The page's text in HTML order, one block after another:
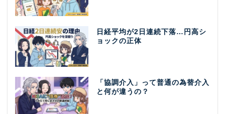
日経平均が2日連続下落…円高シ
ョックの正体
「協調介入」って普通の為替介入
と何が違うの？